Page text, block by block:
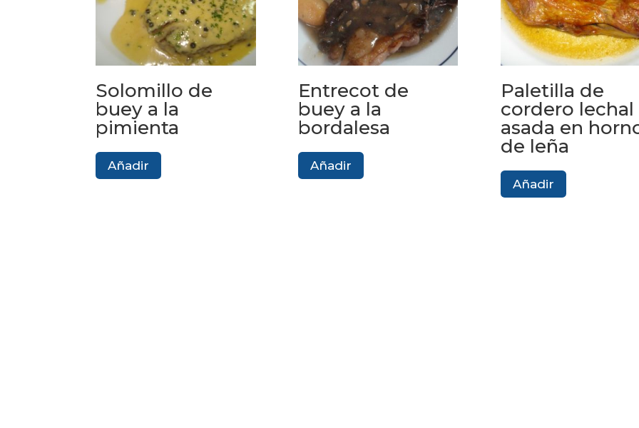
Solomillo de
buey a la
pimienta
Añadir
Entrecot de
buey a la
bordalesa
Añadir
Paletilla de
cordero lechal
asada en
de leña
Añadir